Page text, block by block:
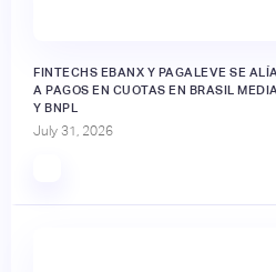
FINTECHS EBANX Y PAGALEVE SE
A PAGOS EN CUOTAS EN BRASIL
Y BNPL
July 31, 2026